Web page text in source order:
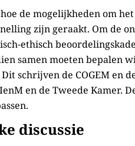
de mogelijkheden om
zijn geraakt. Om de
ethisch
samen moeten bepalen
schrijven de COGEM en
en de Tweede Kamer.
discussie